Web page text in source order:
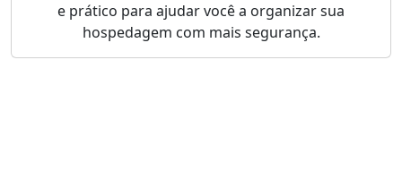
e prático para ajudar você a organizar sua
hospedagem com mais segurança.